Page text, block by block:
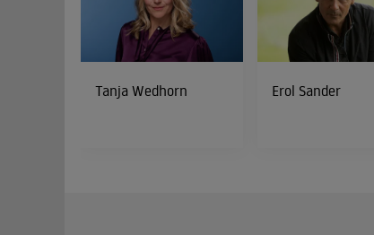
Tanja Wedhorn Erol Sander